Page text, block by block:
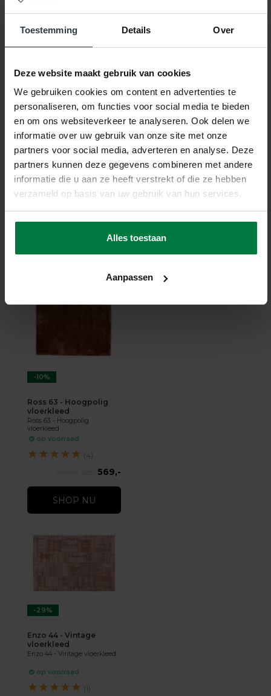
Toestemming Details Over
Deze website maakt gebruik van cookies
We gebruiken cookies om content en advertenties te
personaliseren, om functies voor social media te bieden
en om ons websiteverkeer te analyseren. Ook delen we
informatie over uw gebruik van onze site met onze
partners voor social media, adverteren en analyse. Deze
partners kunnen deze gegevens combineren met andere
informatie die u aan ze heeft verstrekt of die ze hebben
verzameld op basis van uw gebruik van hun services.
Alles toestaan
Aanpassen
Gerelateerde producten
Ross 13 - Hoogpolig
vloerkleed
vloerkleed
★★★★★ (2)
569,-
-10%
Ross 63 - Hoogpolig
vloerkleed
Ross 63 - Hoogpolig
vloerkleed
op voorraad
★★★★★ (4)
569,-
SHOP NU
-29%
Enzo 44 - Vintage
vloerkleed
Enzo 44 - Vintage vloerkleed
op voorraad
★★★★★ (1)